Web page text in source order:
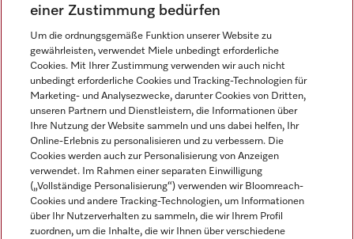
Sprache
DEUTSCH
Miele auf Instagram
Miele auf Youtube
einer Zustimmung bedürfen
Um die ordnungsgemäße Funktion unserer Website zu
gewährleisten, verwendet Miele unbedingt erforderliche
Cookies. Mit Ihrer Zustimmung verwenden wir auch nicht
unbedingt erforderliche Cookies und Tracking-Technologien für
Marketing- und Analysezwecke, darunter Cookies von Dritten,
unseren Partnern und Dienstleistern, die Informationen über
Ihre Nutzung der Website sammeln und uns dabei helfen, Ihr
Online-Erlebnis zu personalisieren und zu verbessern. Die
Cookies werden auch zur Personalisierung von Anzeigen
verwendet. Im Rahmen einer separaten Einwilligung
(„Vollständige Personalisierung“) verwenden wir Bloomreach-
Cookies und andere Tracking-Technologien, um Informationen
über Ihr Nutzerverhalten zu sammeln, die wir Ihrem Profil
zuordnen, um die Inhalte, die wir Ihnen über verschiedene